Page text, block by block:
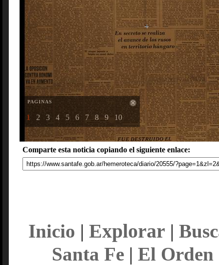
PAGINAS
1 2 3 4 5 6 7 8 9 10
Comparte esta noticia copiando el siguiente enlace:
Inicio | Explorar |
Santa Fe| El Orden